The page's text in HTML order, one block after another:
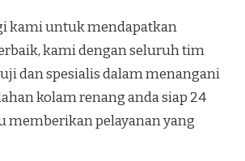
kami untuk mendapatkan
kami dengan seluruh tim
dan spesialis dalam menangani
kolam renang anda siap 24
memberikan pelayanan yang